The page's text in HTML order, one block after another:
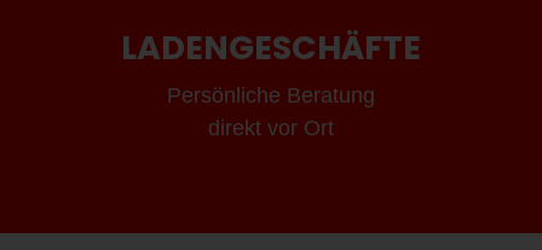
LADENGESCHÄFTE
Persönliche Beratung
direkt vor Ort